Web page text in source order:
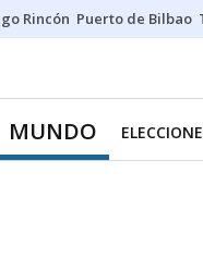
Rincón Puerto de Bilbao
MUNDO